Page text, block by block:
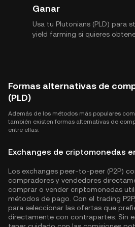
Ganar
Usa tu Plutonians (PLD) para
yield farming si quieres
Formas alternativas de
(PLD)
Además de los métodos más populares
también existen formas alternativas de
entre ellas:
Exchanges de criptomonedas
Los exchanges peer-to-peer (P2P)
compradores y vendedores
comprar o vender criptomonedas
métodos de pago. Con el trading
para seleccionar las ofertas que
directamente con contrapartes. Sin